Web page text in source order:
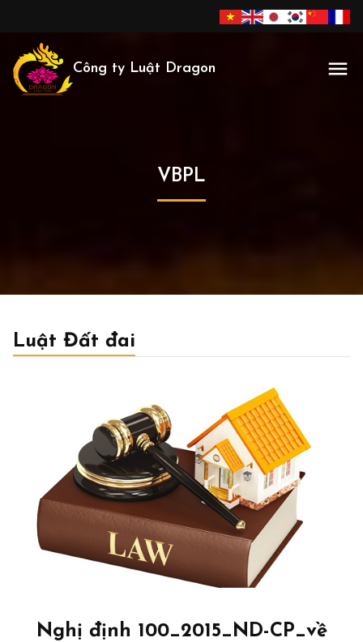
Công ty Luật Dragon
VBPL
Luật Đất đai
Nghị định 100_2015_ND-CP_về